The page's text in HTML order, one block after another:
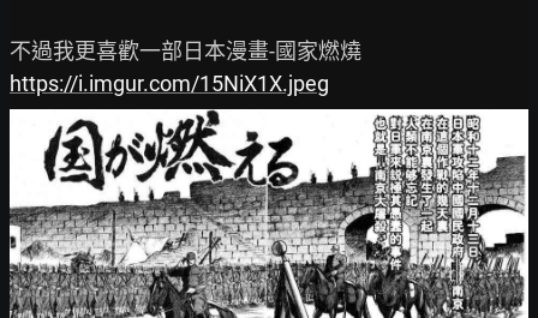
https://i.imgur.com/15NiX1X.jpeg